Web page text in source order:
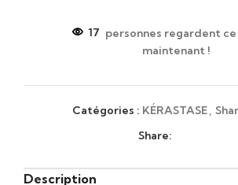
17 personnes regardent
maintenant !
Catégories : KÉRASTASE
Share:
Description